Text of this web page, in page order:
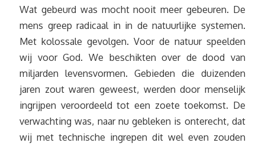
Wat gebeurd was mocht nooit meer gebeuren. De
mens greep radicaal in in de natuurlijke systemen.
Met kolossale gevolgen. Voor de natuur speelden
wij voor God. We beschikten over de dood van
miljarden levensvormen. Gebieden die duizenden
jaren zout waren geweest, werden door menselijk
ingrijpen veroordeeld tot een zoete toekomst. De
verwachting was, naar nu gebleken is onterecht, dat
wij met technische ingrepen dit wel even zouden